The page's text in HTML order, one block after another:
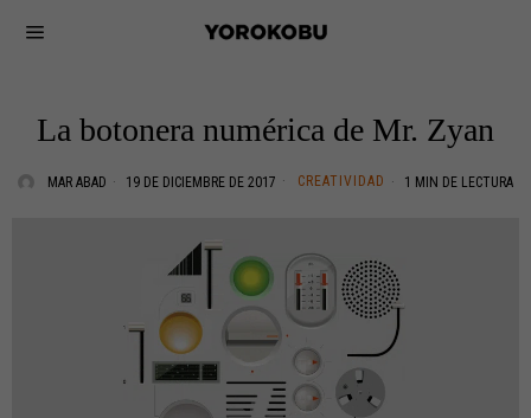
La botonera numérica de Mr. Zyan
MAR ABAD 19 DE DICIEMBRE DE 2017 CREATIVIDAD 1 MIN DE LECTURA